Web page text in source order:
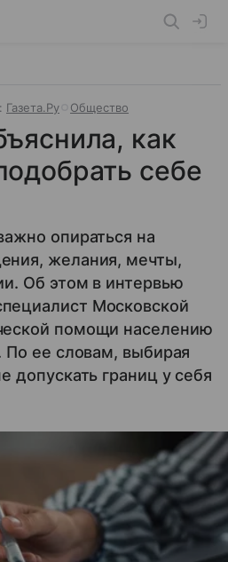
Газета.Ру Общество
как
себе
опираться на
желания, мечты,
Об этом в интервью
Московской
помощи населению
По ее словам, выбирая
допускать границ у себя